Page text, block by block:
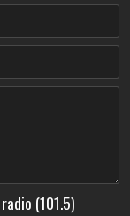
(101.5)